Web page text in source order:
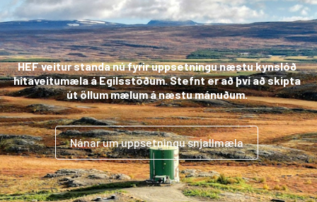
HEF veitur standa nú fyrir uppsetningu næstu kynslóð
hitaveitumæla á Egilsstöðum. Stefnt er að því að skipta
út öllum mælum á næstu mánuðum.
Nánar um uppsetningu snjallmæla